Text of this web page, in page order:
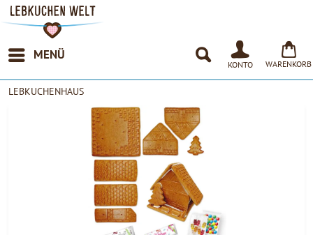
MENÜ
KONTO WARENKORB
LEBKUCHENHAUS